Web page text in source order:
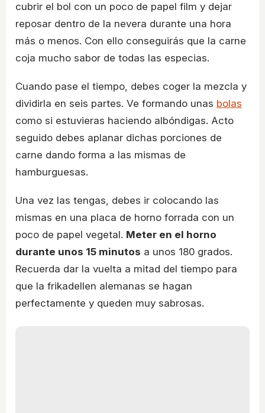
cubrir el bol con un poco de papel film y dejar
reposar dentro de la nevera durante una hora
más o menos. Con ello conseguirás que la carne
coja mucho sabor de todas las especias.
Cuando pase el tiempo, debes coger la mezcla y
dividirla en seis partes. Ve formando unas bolas
como si estuvieras haciendo albóndigas. Acto
seguido debes aplanar dichas porciones de
carne dando forma a las mismas de
hamburguesas.
Una vez las tengas, debes ir colocando las
mismas en una placa de horno forrada con un
poco de papel vegetal. Meter en el horno
durante unos 15 minutos a unos 180 grados.
Recuerda dar la vuelta a mitad del tiempo para
que la frikadellen alemanas se hagan
perfectamente y queden muy sabrosas.